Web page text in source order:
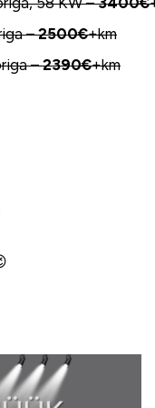
–2500€+km
–2390€+km